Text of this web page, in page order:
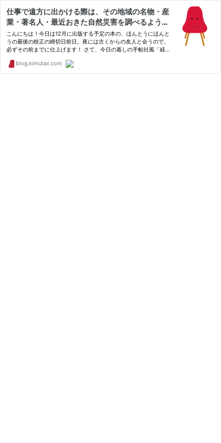
仕事で遠方に出かける際は、その地域の名物・産
業・著名人・最近おきた自然災害を調べるように
しています。 : キムラボ〜税理士 きむらあきらこ
（木村聡子）のセルフコントロール研究所
こんにちは！今日は12月に出版する予定の本の、ほんとうにほんと
うの最後の校正の締切日前日。夜には古くからの友人と会うので、
必ずその前までに仕上げます！ さて、今日の暮しの手帖社風「経
は、その地域の名
blog.kimutax.com